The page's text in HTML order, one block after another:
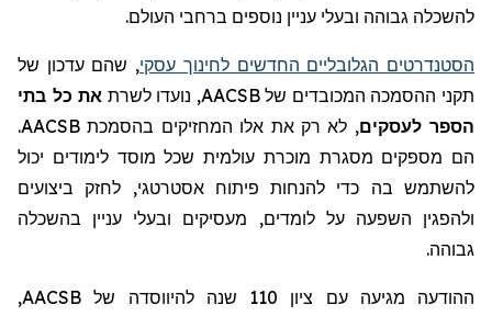
להשכלה גבוהה ובעלי עניין נוספים ברחבי העולם.
הסטנדרטים הגלובליים החדשים לחינוך עסקי, שהם עדכון של
תקני ההסמכה המכובדים שלAACSB, נועדו לשרת את כל בתי
הספר לעסקים, לא רק את אלו המחזיקים בהסמכת AACSB
.
הם מספקים מסגרת מוכרת עולמית שכל מוסד לימודים יכול
להשתמש בה כדי להנחות פיתוח אסטרטגי, לחזק ביצועים
ולהפגין השפעה על לומדים, מעסיקים ובעלי עניין בהשכלה
גבוהה.
ההודעה מגיעה עם ציון 110 שנה להיווסד ה של AACSB
,